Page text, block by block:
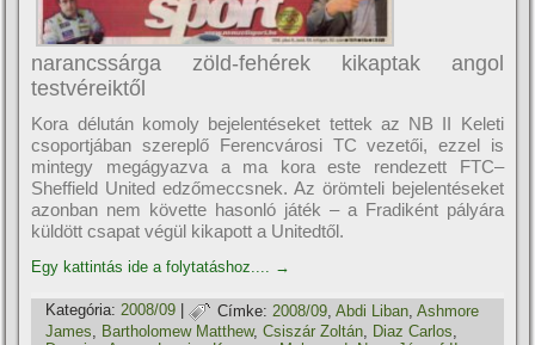
narancssárga zöld-fehérek kikaptak angol
testvéreiktől
Kora délután komoly bejelentéseket tettek az NB II Keleti
csoportjában szereplő Ferencvárosi TC vezetői, ezzel is
mintegy megágyazva a ma kora este rendezett FTC–
Sheffield United edzőmeccsnek. Az örömteli bejelentéseket
azonban nem követte hasonló játék – a Fradiként pályára
küldött csapat végül kikapott a Unitedtől.
Egy kattintás ide a folytatáshoz.... →
Kategória: 2008/09 | Címke: 2008/09 ,Abdi Liban ,Ashmore
James, Bartholomew Matthew,Csiszár Zoltán, Diaz Carlos,